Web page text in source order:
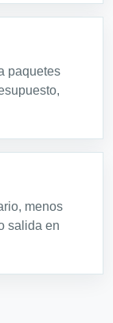
paquetes
menos
salida en